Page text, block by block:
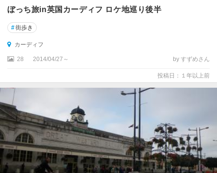
カ
ン
ト
ー
ス
ィ
ン
グ
ベ
ル
ぼっち旅in英国カーディフ ロケ地巡り後半
#街歩き
カーディフ
28 2014/04/27～ by すずめさん
投稿日：１年以上前